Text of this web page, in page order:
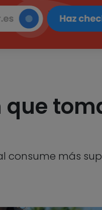
que
consume más